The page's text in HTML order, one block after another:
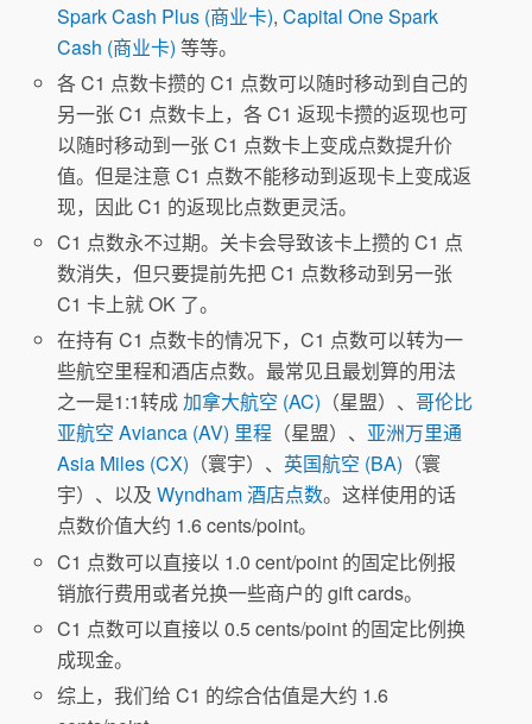
Spark Cash Plus (商业卡),Capital One Spark
Cash (商业卡) 等等。
各 C1 点数卡攒的 C1 点数可以随时移动到自己的
另一张 C1 点数卡上，各 C1 返现卡攒的返现也可
以随时移动到一张 C1 点数卡上变成点数提升价
值。但是注意 C1 点数不能移动到返现卡上变成返
现，因此 C1 的返现比点数更灵活。
C1 点数永不过期。关卡会导致该卡上攒的 C1 点
数消失，但只要提前先把 C1 点数移动到另一张
C1 卡上就 OK 了。
在持有 C1 点数卡的情况下，C1 点数可以转为一
些航空里程和酒店点数。最常见且最划算的用法
之一是1:1转成加拿大航空 (AC) （星盟）、哥伦比
亚航空 Avianca (AV) 里程 （星盟）、 亚洲万里通
Asia Miles (CX) （寰宇）、 英国航空 (BA) （寰
宇）、以及Wyndham 酒店点数。这样使用的话
点数价值大约 1.6 cents/point。
C1 点数可以直接以 1.0 cent/point 的固定比例报
销旅行费用或者兑换一些商户的 gift cards。
C1 点数可以直接以 0.5 cents/point 的固定比例换
成现金。
综上，我们给 C1 的综合估值是大约 1.6